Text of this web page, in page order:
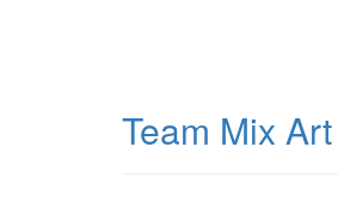
Team Mix Art